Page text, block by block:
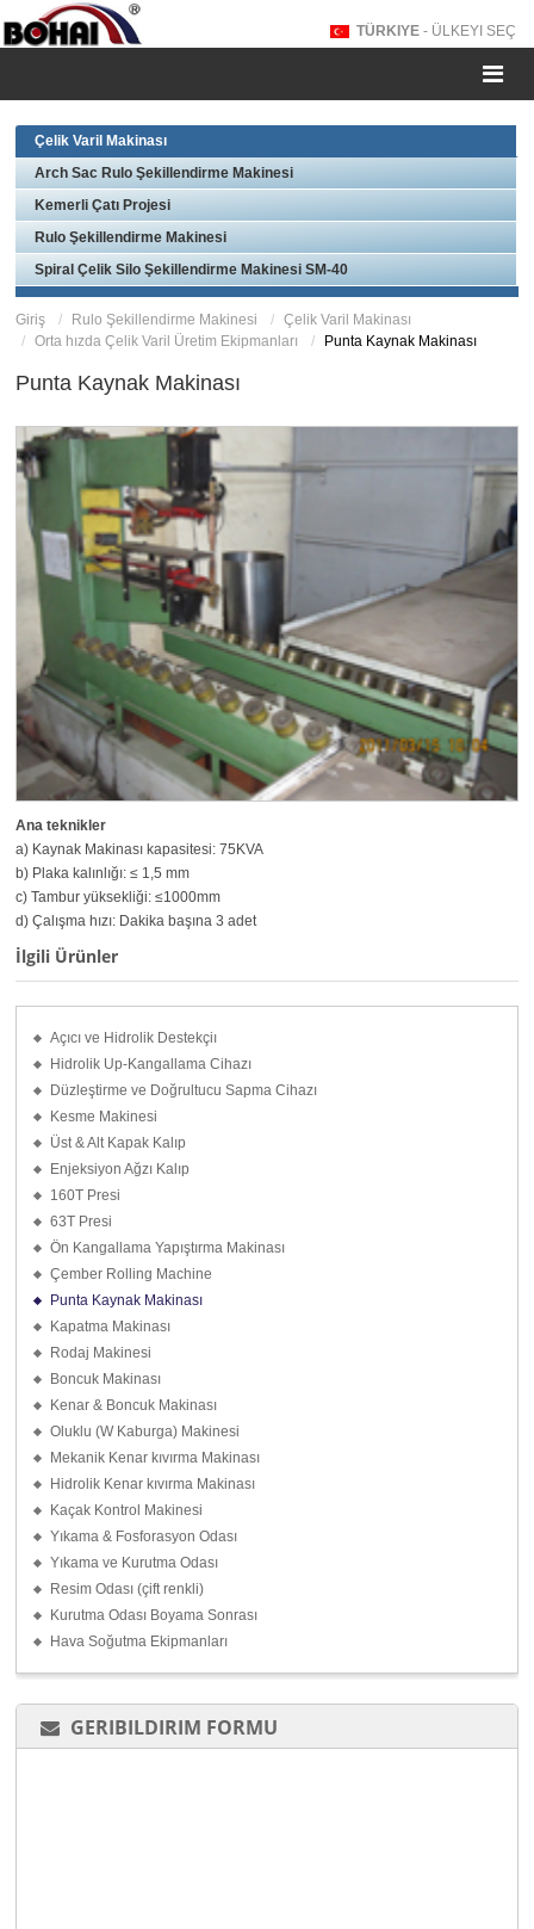
TÜRKIYE - ÜLKEYI SEÇ
Çelik Varil Makinası
Arch Sac Rulo Şekillendirme Makinesi
Kemerli Çatı Projesi
Rulo Şekillendirme Makinesi
Spiral Çelik Silo Şekillendirme Makinesi SM-40
Giriş Rulo Şekillendirme Makinesi
Çelik Varil Makinası
Orta hızda Çelik Varil Üretim Ekipmanları
Punta Kaynak Makinası
Punta Kaynak Makinası
Ana teknikler
a) Kaynak Makinası kapasitesi: 75KVA
b) Plaka kalınlığı: ≤ 1,5 mm
c) Tambur yüksekliği: ≤1000mm
d) Çalışma hızı: Dakika başına 3 adet
İlgili Ürünler
Açıcı ve Hidrolik Destekçiı
Hidrolik Up-Kangallama Cihazı
Düzleştirme ve Doğrultucu Sapma Cihazı
Kesme Makinesi
Üst & Alt Kapak Kalıp
Enjeksiyon Ağzı Kalıp
160T Presi
63T Presi
Ön Kangallama Yapıştırma Makinası
Çember Rolling Machine
Punta Kaynak Makinası
Kapatma Makinası
Rodaj Makinesi
Boncuk Makinası
Kenar & Boncuk Makinası
Oluklu (W Kaburga) Makinesi
Mekanik Kenar kıvırma Makinası
Hidrolik Kenar kıvırma Makinası
Kaçak Kontrol Makinesi
Yıkama & Fosforasyon Odası
Yıkama ve Kurutma Odası
Resim Odası (çift renkli)
Kurutma Odası Boyama Sonrası
Hava Soğutma Ekipmanları
GERIBILDIRIM FORMU